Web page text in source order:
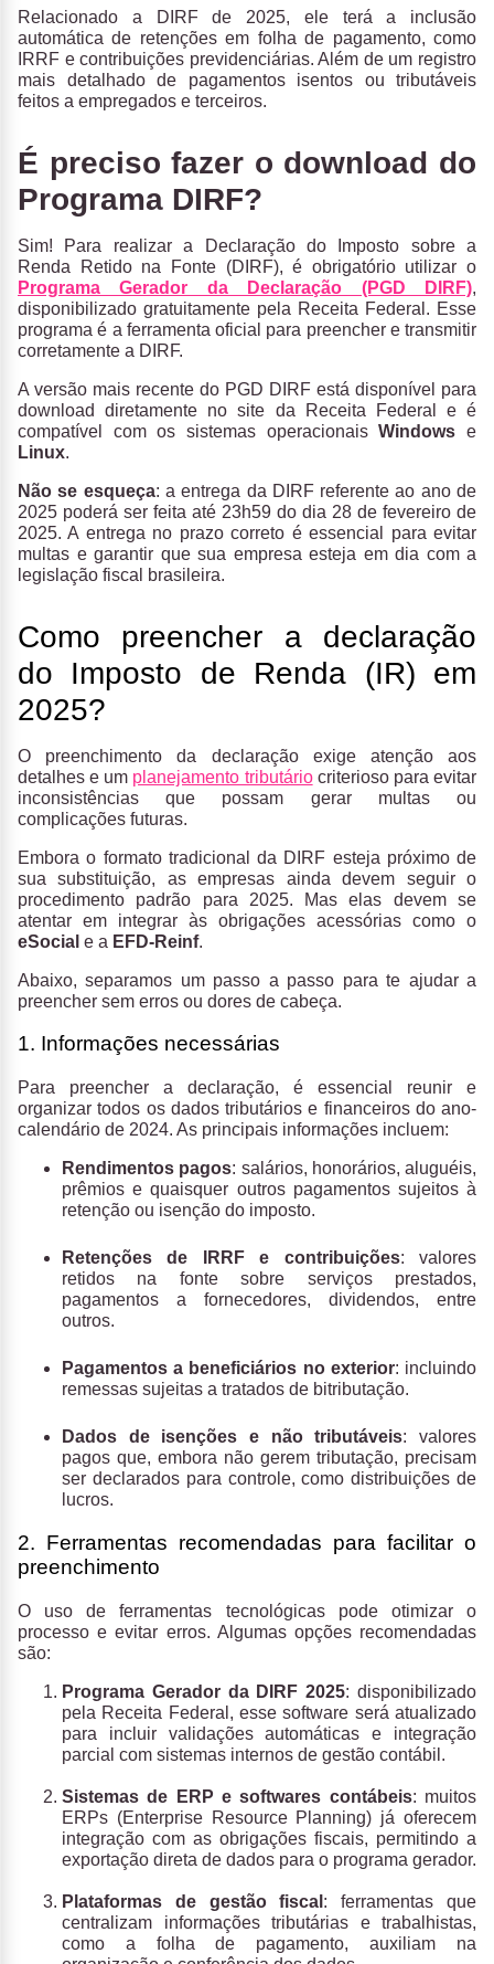
Relacionado a DIRF de 2025, ele terá a inclusão
automática de retenções em folha de pagamento, como
IRRF e contribuições previdenciárias. Além de um registro
mais detalhado de pagamentos isentos ou tributáveis
feitos a empregados e terceiros.
É preciso fazer o download do
Programa DIRF?
Sim! Para realizar a Declaração do Imposto sobre a
Renda Retido na Fonte (DIRF), é obrigatório utilizar o
Programa Gerador da Declaração (PGD DIRF),
disponibilizado gratuitamente pela Receita Federal. Esse
programa é a ferramenta oficial para preencher e transmitir
corretamente a DIRF.
A versão mais recente do PGD DIRF está disponível para
download diretamente no site da Receita Federal e é
compatível com os sistemas operacionaisWindows e
Linux.
Não se esqueça: a entrega da DIRF referente ao ano de
2025 poderá ser feita até 23h59 do dia 28 de fevereiro de
2025. A entrega no prazo correto é essencial para evitar
multas e garantir que sua empresa esteja em dia com a
legislação fiscal brasileira.
Como preencher a declaração
do Imposto de Renda (IR) em
2025?
O preenchimento da declaração exige atenção aos
detalhes e um planejamento tributáriocriterioso para evitar
inconsistências que possam gerar multas ou
complicações futuras.
Embora o formato tradicional da DIRF esteja próximo de
sua substituição, as empresas ainda devem seguir o
procedimento padrão para 2025. Mas elas devem se
atentar em integrar às obrigações acessórias como o
eSocial e a EFD-Reinf.
Abaixo, separamos um passo a passo para te ajudar a
preencher sem erros ou dores de cabeça.
1. Informações necessárias
Para preencher a declaração, é essencial reunir e
organizar todos os dados tributários e financeiros do ano-
calendário de 2024. As principais informações incluem:
Rendimentos pagos: salários, honorários, aluguéis,
prêmios e quaisquer outros pagamentos sujeitos à
retenção ou isenção do imposto.
Retenções de IRRF e contribuições: valores
retidos na fonte sobre serviços prestados,
pagamentos a fornecedores, dividendos, entre
outros.
Pagamentos a beneficiários no exterior: incluindo
remessas sujeitas a tratados de bitributação.
Dados de isenções e não tributáveis: valores
pagos que, embora não gerem tributação, precisam
ser declarados para controle, como distribuições de
lucros.
2. Ferramentas recomendadas para facilitar o
preenchimento
O uso de ferramentas tecnológicas pode otimizar o
processo e evitar erros. Algumas opções recomendadas
são:
Programa Gerador da DIRF 2025: disponibilizado
pela Receita Federal, esse software será atualizado
para incluir validações automáticas e integração
parcial com sistemas internos de gestão contábil.
Sistemas de ERP e softwares contábeis: muitos
ERPs (Enterprise Resource Planning) já oferecem
integração com as obrigações fiscais, permitindo a
exportação direta de dados para o programa gerador.
Plataformas de gestão fiscal : ferramentas que
centralizam informações tributárias e trabalhistas,
como a folha de pagamento, auxiliam na